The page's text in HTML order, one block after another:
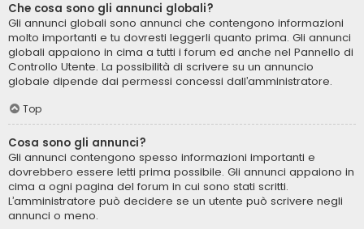
Che cosa sono gli annunci globali?
Gli annunci globali sono annunci che contengono informazioni
molto importanti e tu dovresti leggerli quanto prima. Gli annunci
globali appaiono in cima a tutti i forum ed anche nel Pannello di
Controllo Utente. La possibilità di scrivere su un annuncio
globale dipende dai permessi concessi dall’amministratore.
Top
Cosa sono gli annunci?
Gli annunci contengono spesso informazioni importanti e
dovrebbero essere letti prima possibile. Gli annunci appaiono in
cima a ogni pagina del forum in cui sono stati scritti.
L’amministratore può decidere se un utente può scrivere negli
annunci o meno.